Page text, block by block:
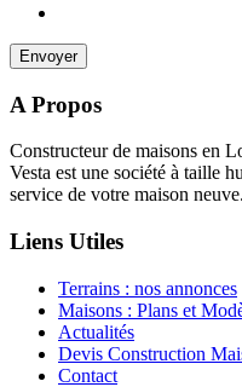
A Propos
Constructeur de maisons en
Vesta est une société à taille
service de votre maison neuve.
Liens Utiles
Terrains : nos annonces
Maisons : Plans et
Actualités
Devis Construction
Contact